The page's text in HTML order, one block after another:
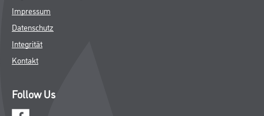
Impressum
Datenschutz
Integrität
Kontakt
Follow Us